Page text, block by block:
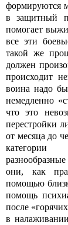
формируются
в защитный
помогает
все эти
такой же
должен
происходит
вои­на надо
немедленно
что это
перестройки
от месяца до
категории
они, как
помощью
помощь
после
в